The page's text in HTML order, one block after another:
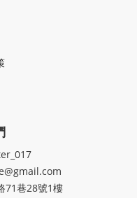
71巷28號1樓